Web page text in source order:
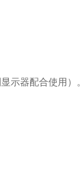
示器配合使用）。